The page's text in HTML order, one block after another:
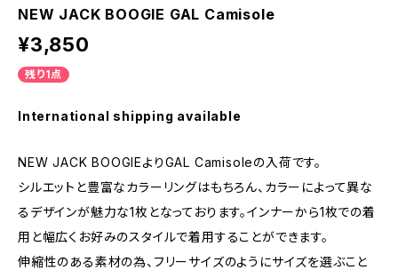
NEW JACK BOOGIE GAL Camisole
¥3,850
残り1点
International shipping available
NEW JACK BOOGIEよりGAL Camisoleの入荷です。
シルエットと豊富なカラーリングはもちろん、カラーによって異な
るデザインが魅力な1枚となっております。インナーから1枚での着
用と幅広くお好みのスタイルで着用することができます。
伸縮性のある素材の為、フリーサイズのようにサイズを選ぶこと